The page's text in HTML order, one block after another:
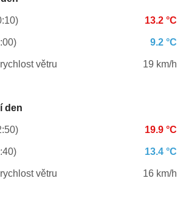
13.2 °C
9.2 °C
větru
19 km/h
den
19.9 °C
13.4 °C
větru
16 km/h